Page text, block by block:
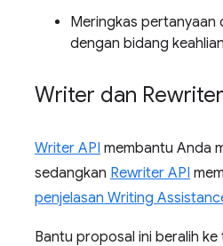
Meringkas pertanyaan
dengan bidang
Writer dan
Writer API membantu Anda
sedangkan Rewriter API
penjelasan Writing
Bantu proposal ini beralih